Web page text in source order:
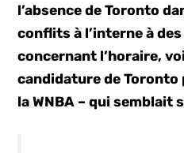
l’absence de Toronto
conflits à l’interne à
concernant l’horaire,
candidature de Toronto
la WNBA – qui semblait